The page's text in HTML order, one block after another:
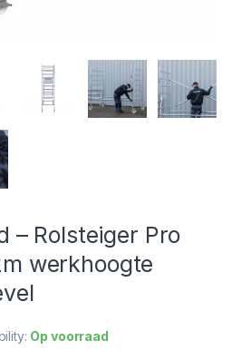
– Rolsteiger Pro
werkhoogte
Op voorraad